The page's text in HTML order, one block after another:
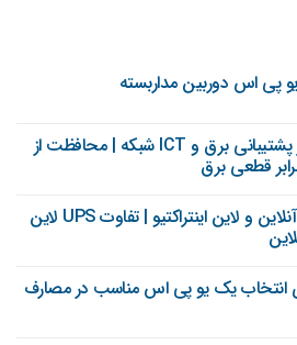
پی اس دوربین مداربسته
ضرورت ارتباط موثر پشتیبانی برق و ICT شبکه | محافظت از
قطعی برق
مقایسه یو پی اس آنلاین و لاین اینتراکتیو | تفاوت UPS لاین
انتخاب یک یو پی اس مناسب در مصارف